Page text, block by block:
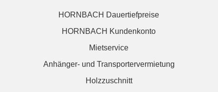
HORNBACH Dauertiefpreise
HORNBACH Kundenkonto
Mietservice
Anhänger- und Transportervermietung
Holzzuschnitt